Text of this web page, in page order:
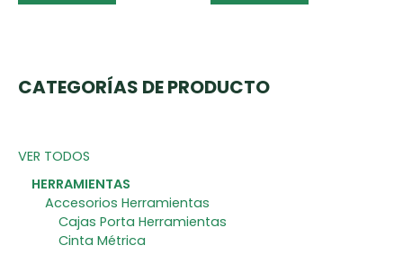
CATEGORÍAS DE PRODUCTO
VER TODOS
HERRAMIENTAS
Accesorios Herramientas
Cajas Porta Herramientas
Cinta Métrica